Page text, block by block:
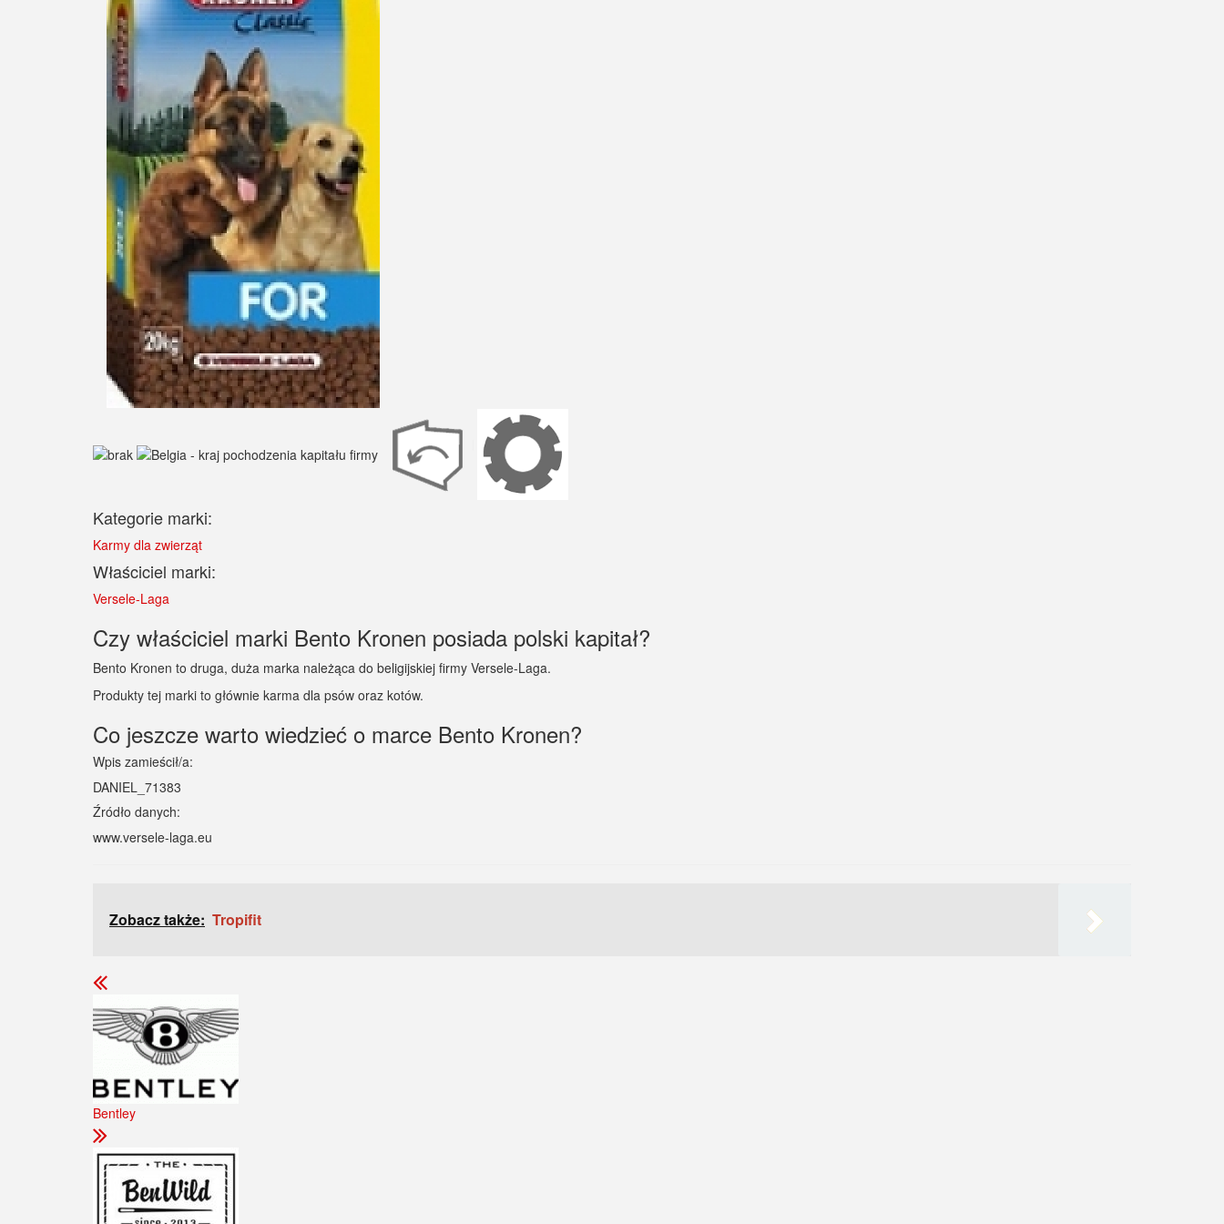
Kategorie marki:
Karmy dla zwierząt
Właściciel marki:
Versele-Laga
Czy właściciel marki Bento Kronen posiada polski kapitał?
Bento Kronen to druga, duża marka należąca do beligijskiej firmy Versele-Laga.
Produkty tej marki to głównie karma dla psów oraz kotów.
Co jeszcze warto wiedzieć o marce Bento Kronen?
Wpis zamieścił/a:
DANIEL_71383
Źródło danych:
www.versele-laga.eu
Zobacz także: Tropifit
Bentley